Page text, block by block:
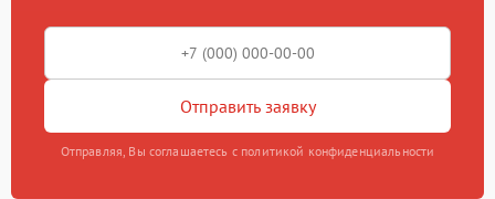
Отправить заявку
Отправляя, Вы соглашаетесь с политикой конфиденциальности